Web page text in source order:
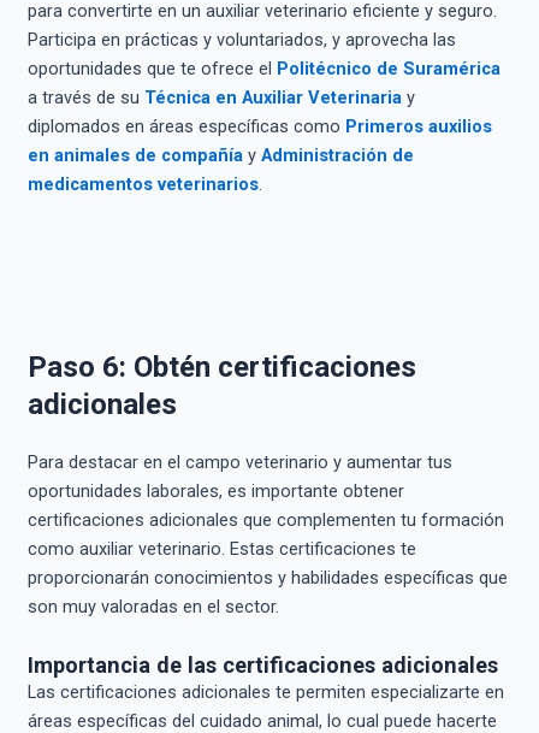
para convertirte en un auxiliar veterinario eficiente y seguro.
Participa en prácticas y voluntariados, y aprovecha las
oportunidades que te ofrece el Politécnico de Suramérica
a través de su Técnica en Auxiliar Veterinariay
diplomados en áreas específicas como Primeros auxilios
en animales de compañíay Administración de
medicamentos veterinarios.
Paso 6: Obtén certificaciones
adicionales
Para destacar en el campo veterinario y aumentar tus
oportunidades laborales, es importante obtener
certificaciones adicionales que complementen tu formación
como auxiliar veterinario. Estas certificaciones te
proporcionarán conocimientos y habilidades específicas que
son muy valoradas en el sector.
Importancia de las certificaciones adicionales
Las certificaciones adicionales te permiten especializarte en
áreas específicas del cuidado animal, lo cual puede hacerte